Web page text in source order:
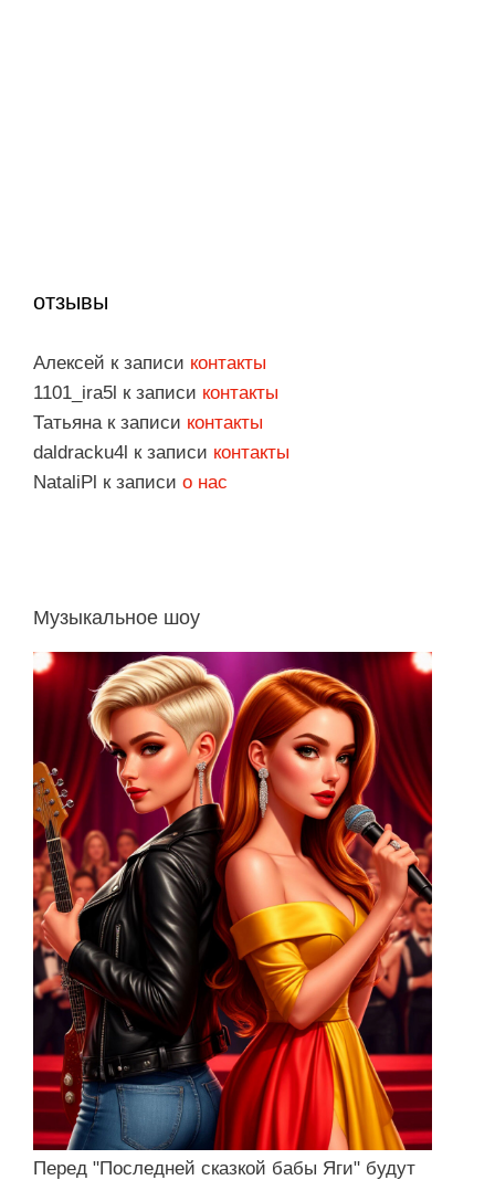
отзывы
Алексей к записи контакты
1101_ira5l к записи контакты
Татьянак записи контакты
daldracku4l к записи контакты
NataliPl к записи о нас
Музыкальное шоу
Перед "Последней сказкой бабы Яги" будут